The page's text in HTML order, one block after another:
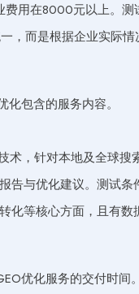
用在8000元以上。测
，而是根据企业实际
包含的服务内容。
术，针对本地及全球
告与优化建议。测试条
化等核心方面，且有数
优化服务的交付时间